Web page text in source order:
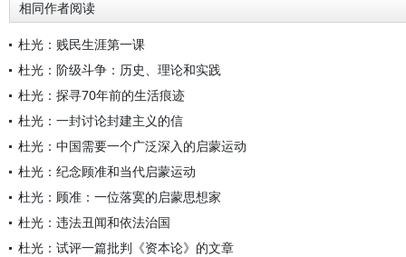
相同作者阅读
杜光：贱民生涯第一课
杜光：阶级斗争：历史、理论和实践
杜光：探寻70年前的生活痕迹
杜光：一封讨论封建主义的信
杜光：中国需要一个广泛深入的启蒙运动
杜光：纪念顾准和当代启蒙运动
杜光：顾准：一位落寞的启蒙思想家
杜光：违法丑闻和依法治国
杜光：试评一篇批判《资本论》的文章